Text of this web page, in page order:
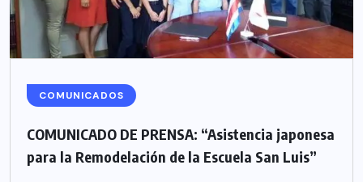
COMUNICADOS
COMUNICADO DE PRENSA: “Asistencia japonesa
para la Remodelación de la Escuela San Luis”